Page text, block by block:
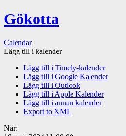
Gökotta
Calendar
Lägg till i kalender
Lägg till i Timely-kalender
Lägg till i Google Kalender
Lägg till i Outlook
Lägg till i Apple Kalender
Lägg till i annan kalender
Export to XML
När: